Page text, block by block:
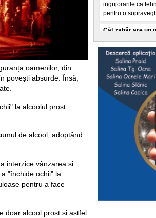
oamenilor, din
povești absurde. Însă,
la alcoolul prost
de alcool, adoptând
interzice vânzarea și
"închide ochii" la
pentru a face
doar alcool prost și astfel
ingrijorarile ca
pentru o
Cât zahăr are un
Calculele sunt
galben, de 3 kg
grame zahar.
Intrebarea
apa Dunării?
Conform datelor
centrelor de date
Serbia - deci din
Un porumbel a
în Franța. Peste
„Este extrem de
Un porumbel
incendiu de
francez
„Văduvele
înainte să fie
după aceea!